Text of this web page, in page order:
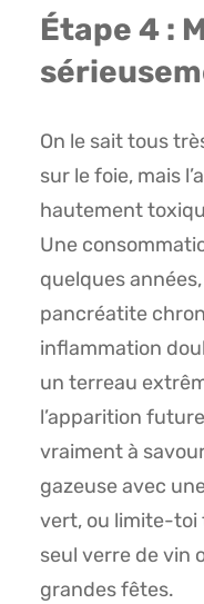
Étape 4 :
On le sait tous
sur le foie, mais
hautement
Une
quelques
pancréatite
inflammation
un terreau
l’apparition
vraiment à
gazeuse avec
vert, ou limite-toi
seul verre de vin
grandes fêtes.